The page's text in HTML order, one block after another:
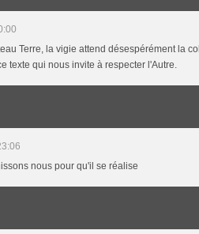
Terre, la vigie attend désespérément la
texte qui nous invite à respecter l'Autre.
nous pour qu'il se réalise